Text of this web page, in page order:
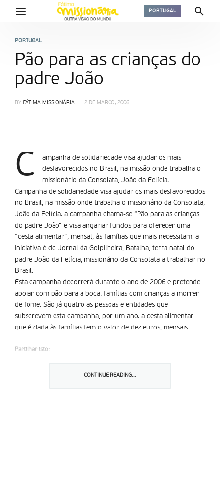
PORTUGAL
PORTUGAL
Pão para as crianças do
padre João
BY FÁTIMA MISSIONÁRIA 2 DE MARÇO, 2006
C
ampanha de solidariedade visa ajudar os mais
desfavorecidos no Brasil, na missão onde trabalha o
missionário da Consolata, João da Felí­cia.
Campanha de solidariedade visa ajudar os mais desfavorecidos
no Brasil, na missão onde trabalha o missionário da Consolata,
João da Felí­cia. a campanha chama-se “Pão para as crianças
do padre João” e visa angariar fundos para oferecer uma
“cesta alimentar”, mensal, às famílias que mais necessitam. a
iniciativa é do Jornal da Golpilheira, Batalha, terra natal do
padre João da Felí­cia, missionário da Consolata a trabalhar no
Brasil.
Esta campanha decorrerá durante o ano de 2006 e pretende
apoiar com pão para a boca, famílias com crianças a morrer
de fome. São já quatro as pessoas e entidades que
subscrevem esta campanha, por um ano. a cesta alimentar
que é dada às famílias tem o valor de dez euros, mensais.
Partilhar isto:
CONTINUE READING...